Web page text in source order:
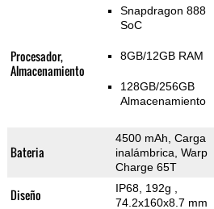
Procesador,
Almacenamiento
Snapdragon 888
SoC
8GB/12GB RAM
128GB/256GB
Almacenamiento
Bateria
4500 mAh, Carga
inalámbrica, Warp
Charge 65T
Diseño IP68, 192g
74.2x160x8.7 mm